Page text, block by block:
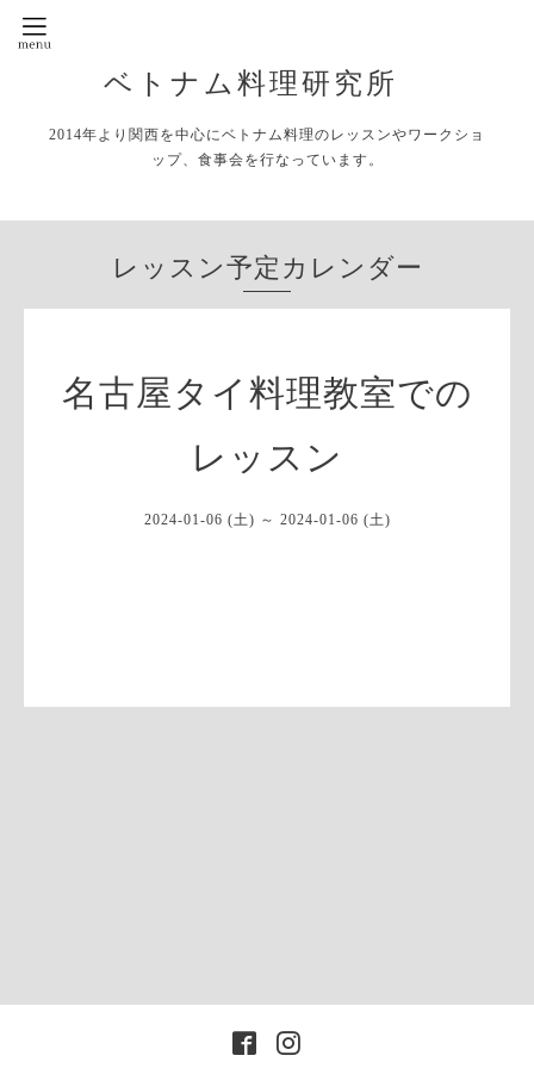
ベトナム料理研究所
2014年より関西を中心にベトナム料理のレッスンやワークショ
ップ、食事会を行なっています。
レッスン予定カレンダー
名古屋タイ料理教室での
レッスン
2024-01-06 (土) ～ 2024-01-06 (土)